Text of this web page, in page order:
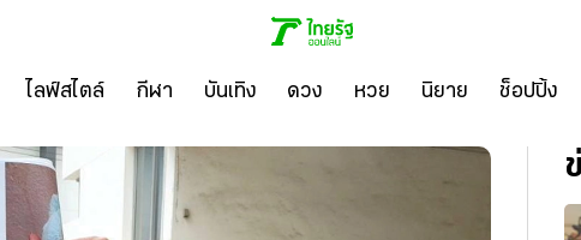
ไลฟ์สไตล์ กีฬา บันเทิง ดวง หวย นิยาย ช็อปปิ้ง